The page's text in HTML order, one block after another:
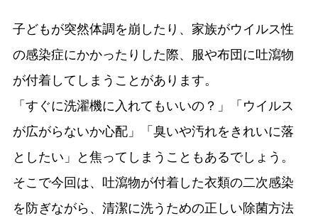
子どもが突然体調を崩したり、家族がウイルス性
の感染症にかかったりした際、服や布団に吐瀉物
が付着してしまうことがあります。
「すぐに洗濯機に入れてもいいの？」「ウイルス
が広がらないか心配」「臭いや汚れをきれいに落
としたい」と焦ってしまうこともあるでしょう。
そこで今回は、吐瀉物が付着した衣類の二次感染
を防ぎながら、清潔に洗うための正しい除菌方法